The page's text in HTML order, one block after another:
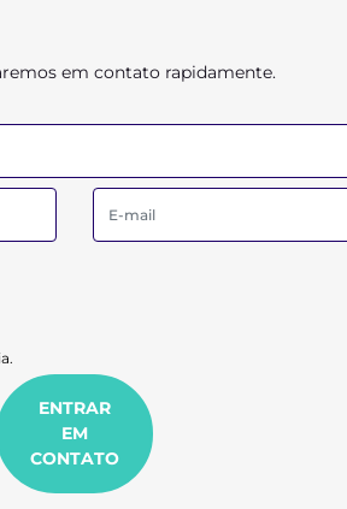
em contato rapidamente.
ENTRAR
EM
CONTATO